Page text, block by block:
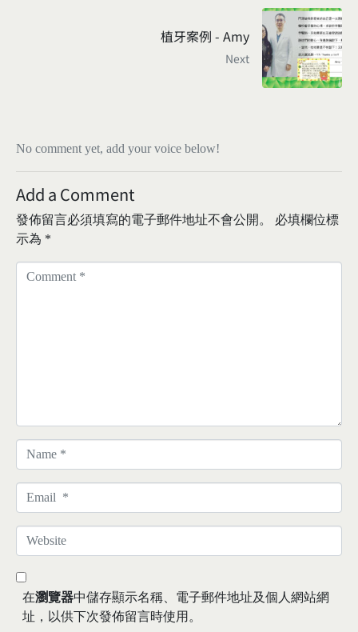
植牙案例 - Amy
Next
No comment yet, add your voice below!
Add a Comment
發佈留言必須填寫的電子郵件地址不會公開。
必填欄位標
示為 *
a
m
*
m
aW
e
b
在瀏覽器中儲存顯示名稱、電子郵件地址及個人網站網
址，以供下次發佈留言時使用。